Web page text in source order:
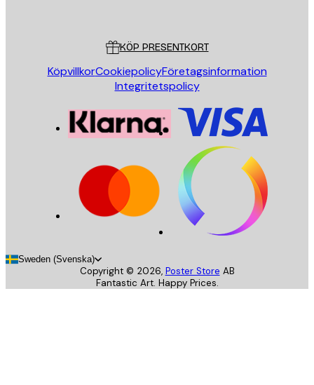
KÖP PRESENTKORT
KöpvillkorCookiepolicyFöretagsinformation
Integritetspolicy
Sweden (Svenska)
Copyright © 2026, Poster Store AB
Fantastic Art. Happy Prices.